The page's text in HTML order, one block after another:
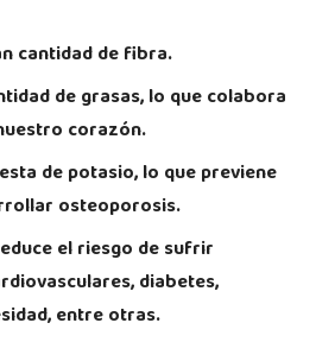
cantidad de fibra.
de grasas, lo que colabora
corazón.
de potasio, lo que previene
osteoporosis.
el riesgo de sufrir
diabetes,
entre otras.